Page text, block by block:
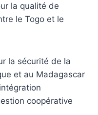
la qualité de
le Togo et le
la sécurité de la
et au Madagascar
coopérative